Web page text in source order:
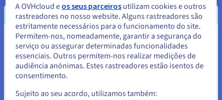
Infraestrutura & servidores de TI
Parece que está localizado em
Estados Unidos.
Para encomendar a partir de Estados Unidos, terá de consultar e
A OVHcloud e os seus parceiros utilizam cookies e outros
rastreadores no nosso website. Alguns rastreadores são
estritamente necessários para o funcionamento do site.
Permitem-nos, nomeadamente, garantir a segurança do
serviço ou assegurar determinadas funcionalidades
essenciais. Outros permitem-nos realizar medições de
audiência anónimas. Estes rastreadores estão isentos de
consentimento.
Sujeito ao seu acordo, utilizamos também: